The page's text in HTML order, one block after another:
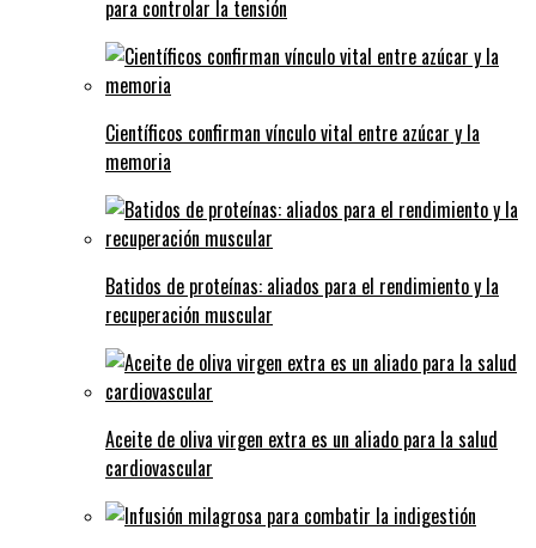
para controlar la tensión
Científicos confirman vínculo vital entre azúcar y la
memoria
Batidos de proteínas: aliados para el rendimiento y la
recuperación muscular
Aceite de oliva virgen extra es un aliado para la salud
cardiovascular